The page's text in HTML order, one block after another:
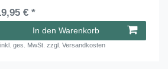
€ *
In den Warenkorb
inkl. ges. MwSt. zzgl.Versandkosten